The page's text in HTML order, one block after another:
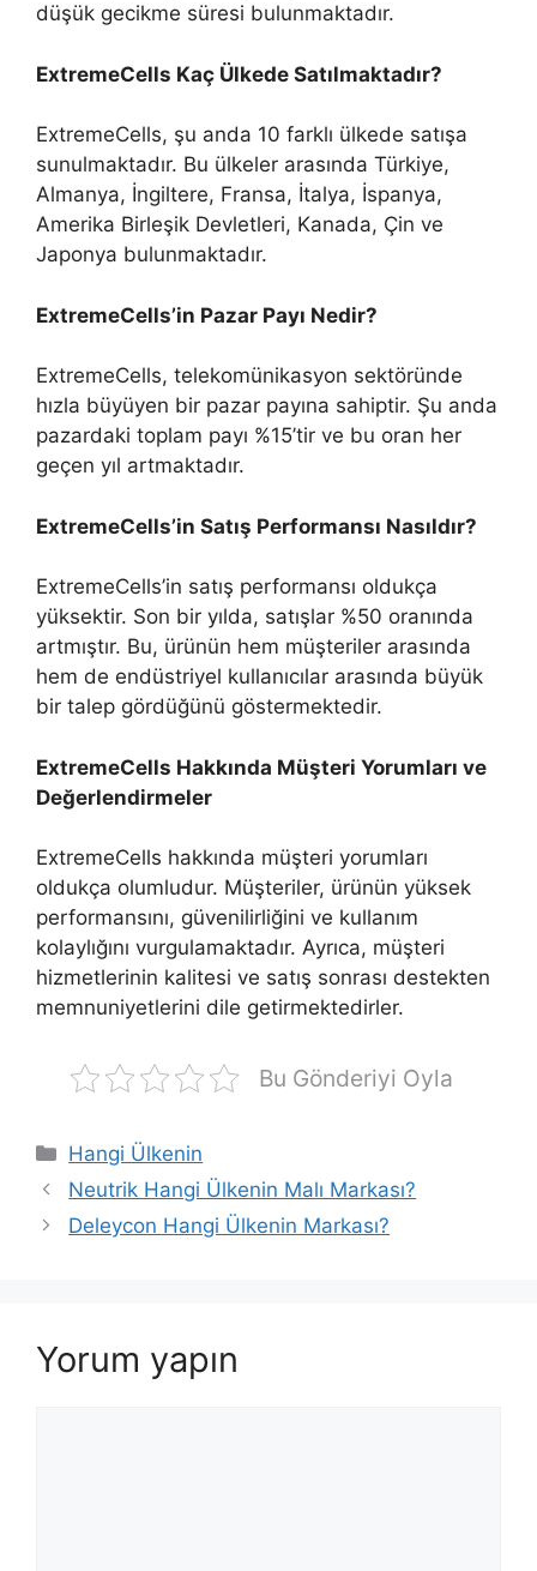
düşük gecikme süresi bulunmaktadır.
ExtremeCells Kaç Ülkede Satılmaktadır?
ExtremeCells, şu anda 10 farklı ülkede satışa
sunulmaktadır. Bu ülkeler arasında Türkiye,
Almanya, İngiltere, Fransa, İtalya, İspanya,
Amerika Birleşik Devletleri, Kanada, Çin ve
Japonya bulunmaktadır.
ExtremeCells’in Pazar Payı Nedir?
ExtremeCells, telekomünikasyon sektöründe
hızla büyüyen bir pazar payına sahiptir. Şu anda
pazardaki toplam payı %15’tir ve bu oran her
geçen yıl artmaktadır.
ExtremeCells’in Satış Performansı Nasıldır?
ExtremeCells’in satış performansı oldukça
yüksektir. Son bir yılda, satışlar %50 oranında
artmıştır. Bu, ürünün hem müşteriler arasında
hem de endüstriyel kullanıcılar arasında büyük
bir talep gördüğünü göstermektedir.
ExtremeCells Hakkında Müşteri Yorumları ve
Değerlendirmeler
ExtremeCells hakkında müşteri yorumları
oldukça olumludur. Müşteriler, ürünün yüksek
performansını, güvenilirliğini ve kullanım
kolaylığını vurgulamaktadır. Ayrıca, müşteri
hizmetlerinin kalitesi ve satış sonrası destekten
memnuniyetlerini dile getirmektedirler.
Bu Gönderiyi Oyla
Kategoriler
Hangi Ülkenin
Neutrik Hangi Ülkenin Malı Markası?
Deleycon Hangi Ülkenin Markası?
Yorum yapın